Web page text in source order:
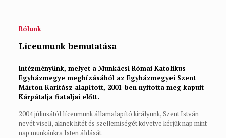
Rólunk
Líceumunk bemutatása
Intézményünk, melyet a Munkácsi Római Katolikus
Egyházmegye megbízásából az Egyházmegyei Szent
Márton Karitász alapított, 2001-ben nyitotta meg kapuit
Kárpátalja fiataljai előtt.
2004 júliusától líceumunk államalapító királyunk, Szent István
nevét viseli, akinek hitét és szellemiségét követve kérjük nap mint
nap munkánkra Isten áldását.